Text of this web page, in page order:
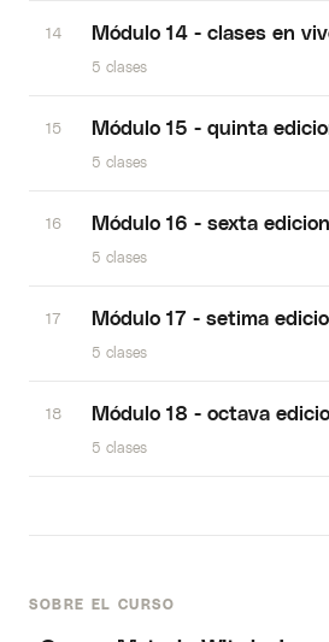
SOBRE EL CURSO
14 Módulo 14 - clases en
5 clases
15 Módulo 15 - quinta
5 clases
16 Módulo 16 - sexta edicion
5 clases
17 Módulo 17 - setima
5 clases
18 Módulo 18 - octava
5 clases